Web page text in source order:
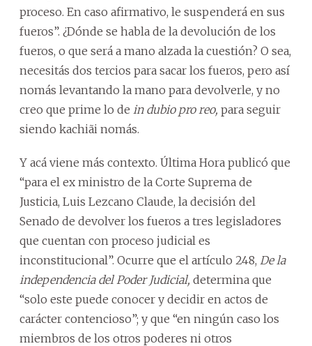
proceso. En caso afirmativo, le suspenderá en sus
fueros”. ¿Dónde se habla de la devolución de los
fueros, o que será a mano alzada la cuestión? O sea,
necesitás dos tercios para sacar los fueros, pero así
nomás levantando la mano para devolverle, y no
creo que prime lo de in dubio pro reo, para seguir
siendo kachiãi nomás.
Y acá viene más contexto. Última Hora publicó que
“para el ex ministro de la Corte Suprema de
Justicia, Luis Lezcano Claude, la decisión del
Senado de devolver los fueros a tres legisladores
que cuentan con proceso judicial es
inconstitucional”. Ocurre que el artículo 248, De la
independencia del Poder Judicial, determina que
“solo este puede conocer y decidir en actos de
carácter contencioso”; y que “en ningún caso los
miembros de los otros poderes ni otros